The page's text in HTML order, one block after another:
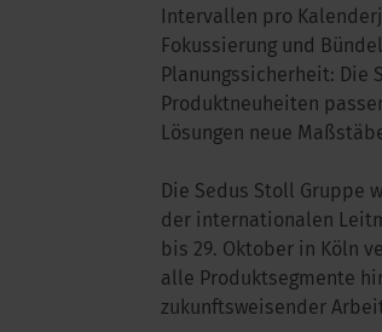
Intervallen pro
Fokussierung und
Planungssicherheit: Die
Produktneuheiten
Lösungen neue
Die Sedus Stoll Gruppe
der internationalen
bis 29. Oktober in Köln
alle Produktsegmente
zukunftsweisender